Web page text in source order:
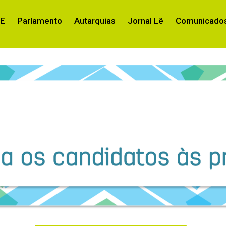
Parlamento Autarquias Jornal Lê